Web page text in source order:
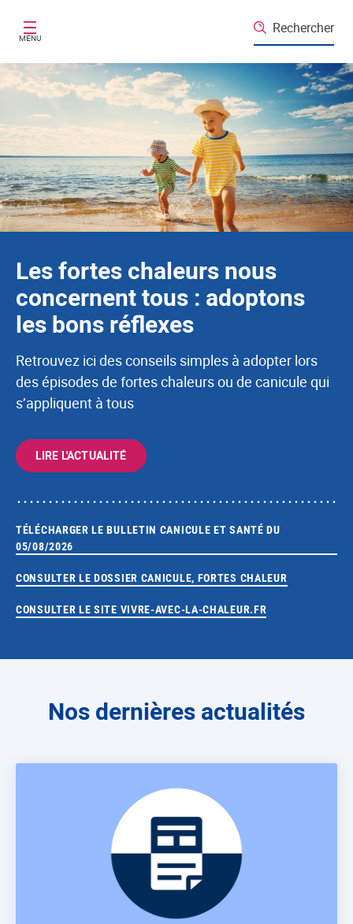
MENU
Rechercher
Santé publique France
Les fortes chaleurs nous
concernent tous : adoptons
les bons réflexes
Retrouvez ici des conseils simples à adopter lors
des épisodes de fortes chaleurs ou de canicule qui
s’appliquent à tous
LIRE L'ACTUALITÉ
TÉLÉCHARGER LE BULLETIN CANICULE ET SANTÉ DU
05/08/2026
CONSULTER LE DOSSIER CANICULE, FORTES CHALEUR
CONSULTER LE SITE VIVRE-AVEC-LA-CHALEUR.FR
Nos dernières actualités